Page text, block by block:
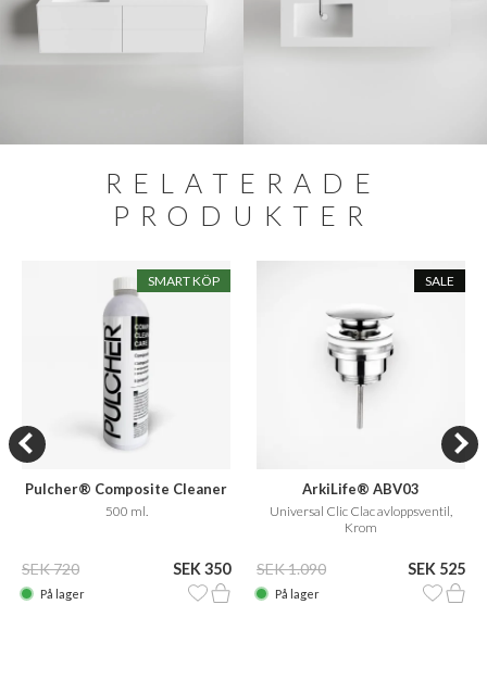
RELATERADE
PRODUKTER
SMART KÖP
Pulcher® Composite Cleaner
Care
500 ml.
SEK 720 SEK 350
På lager
SALE
ArkiLife® ABV03
Universal Clic Clac avloppsventil,
Krom
SEK 1.090 SEK 525
På lager